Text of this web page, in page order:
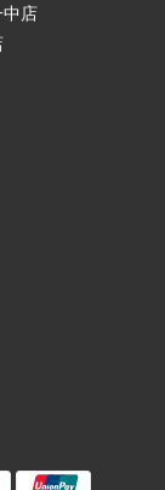
店